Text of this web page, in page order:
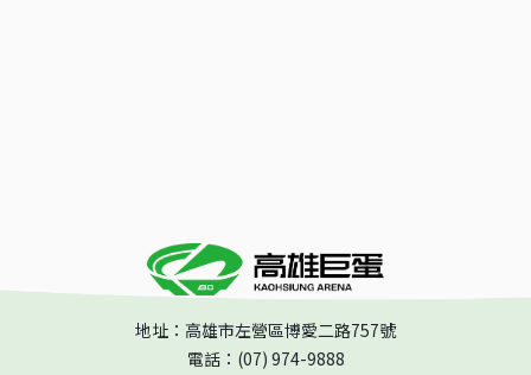
地址：高雄市左營區博愛二路757號
電話：(07) 974-9888